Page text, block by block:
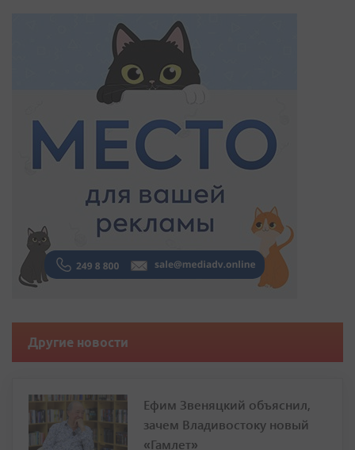
Другие новости
Ефим Звеняцкий объяснил,
зачем Владивостоку новый
«Гамлет»